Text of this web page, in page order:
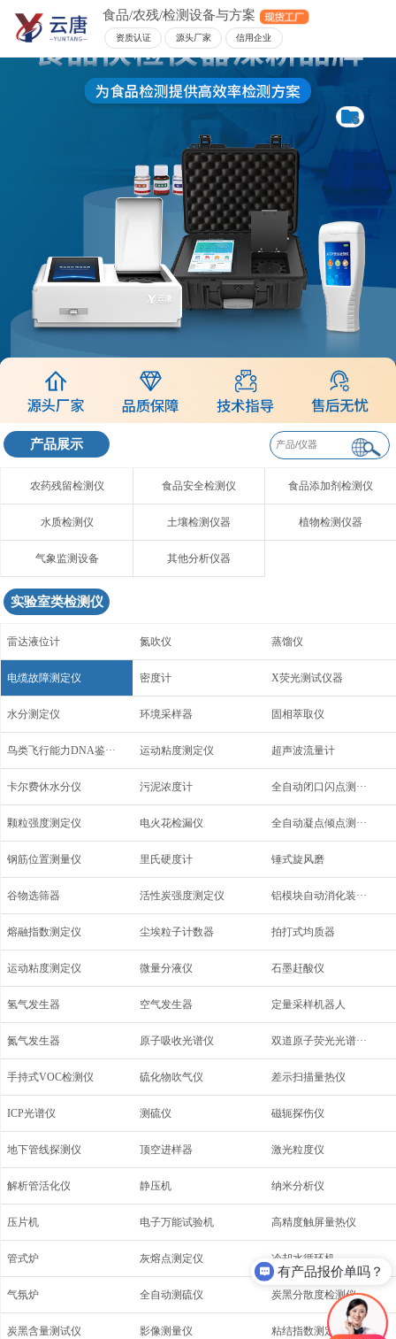
食品/农残/检测设备与方案
资质认证 源头厂家 信用企业
产品展示
农药残留检测仪 食品安全检测仪 食品添加剂检测仪
水质检测仪 土壤检测仪器 植物检测仪器
气象监测设备 其他分析仪器
实验室类检测仪
雷达液位计 氮吹仪 蒸馏仪
电缆故障测定仪 密度计 X荧光测试仪器
水分测定仪 环境采样器 固相萃取仪
鸟类飞行能力DNA鉴··· 运动粘度测定仪 超声波流量计
卡尔费休水分仪 污泥浓度计 全自动闭口闪点测···
颗粒强度测定仪 电火花检漏仪 全自动凝点倾点测···
钢筋位置测量仪 里氏硬度计 锤式旋风磨
谷物选筛器 活性炭强度测定仪 铝模块自动消化装···
熔融指数测定仪 尘埃粒子计数器 拍打式均质器
运动粘度测定仪 微量分液仪 石墨赶酸仪
氢气发生器 空气发生器 定量采样机器人
氮气发生器 原子吸收光谱仪 双道原子荧光光谱···
手持式VOC检测仪 硫化物吹气仪 差示扫描量热仪
ICP光谱仪 测硫仪 磁轭探伤仪
地下管线探测仪 顶空进样器 激光粒度仪
解析管活化仪 静压机 纳米分析仪
压片机 电子万能试验机 高精度触屏量热仪
管式炉 灰熔点测定仪 冷却水循环机
气氛炉 全自动测硫仪 炭黑分散度检测仪
炭黑含量测试仪 影像测量仪 粘结指数测定仪
有产品报价单吗？